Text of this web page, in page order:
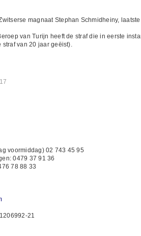
magnaat Stephan Schmidheiny,
van Turijn heeft de straf die in eerste
van 20 jaar geëist).
voormiddag) 02 743 45 95
0479 37 91 36
78 88 33
21